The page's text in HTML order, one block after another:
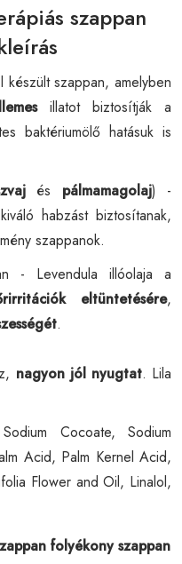
szappan
készült szappan, amelyben
illatot biztosítják a
baktériumölő hatásuk is
és pálmamagolaj) -
habzást biztosítanak,
szappanok.
- Levendula illóolaja a
eltüntetésére,
.
nagyon jól nyugtat. Lila
Cocoate, Sodium
Acid, Palm Kernel Acid,
Flower and Oil, Linalol,
folyékony szappan